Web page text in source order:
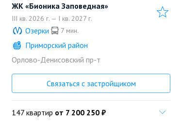
«Setl Group»
Застройщик
ЖК «Бионика Заповедная»
III кв. 2026 г. — I кв. 2027 г.
Озерки 7 мин.
Приморский район
Орлово-Денисовский пр-т
Связаться с застройщиком
147 квартир от 7 200 250 ₽